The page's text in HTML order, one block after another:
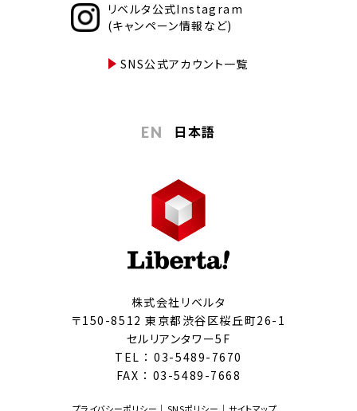
リベルタ公式Instagram
(キャンペーン情報など)
SNS公式アカウント一覧
EN 日本語
株式会社リベルタ
〒150-8512 東京都渋谷区桜丘町26-1
セルリアンタワー5F
TEL ：03-5489-7670
FAX ： 03-5489-7668
プライバシーポリシー SNSポリシー サイトマップ